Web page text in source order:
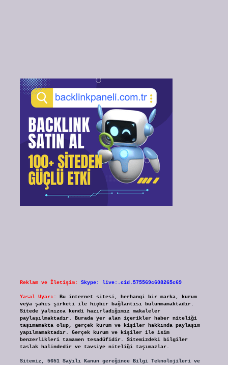
Reklam ve İletişim: Skype: live:.cid.575569c608265c69
Yasal Uyarı:
Bu internet sitesi, herhangi bir marka, kurum
veya şahıs şirketi ile hiçbir bağlantısı bulunmamaktadır.
Sitede yalnızca kendi hazırladığımız makaleler
paylaşılmaktadır. Burada yer alan içerikler haber niteliği
taşımamakta olup, gerçek kurum ve kişiler hakkında paylaşım
yapılmamaktadır. Gerçek kurum ve kişiler ile isim
benzerlikleri tamamen tesadüfidir. Sitemizdeki bilgiler
taslak halindedir ve tavsiye niteliği taşımazlar.
Sitemiz, 5651 Sayılı Kanun gereğince Bilgi Teknolojileri ve